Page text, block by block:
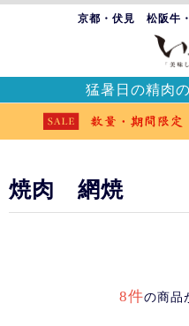
京都・伏見 松阪牛
猛暑日の精肉
焼肉 網焼
8件の商品